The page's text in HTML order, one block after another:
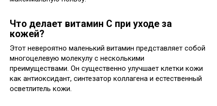
Что делает витамин С при уходе за
кожей?
Этот невероятно маленький витамин представляет собой
многоцелевую молекулу с несколькими
преимуществами. Он существенно улучшает клетки кожи
как антиоксидант, синтезатор коллагена и естественный
осветлитель кожи.